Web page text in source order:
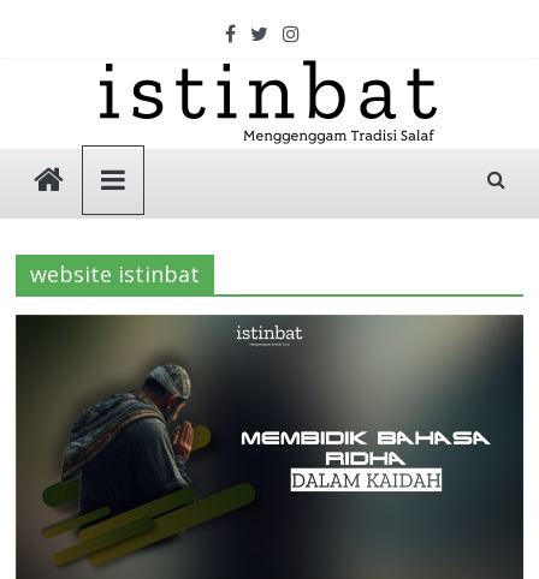
Istinbat
Menggenggam
Tradisi
Salaf
website istinbat